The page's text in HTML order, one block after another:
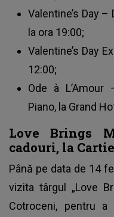
Valentine’s Day
la ora 19:00;
Valentine’s Day
12:00;
Ode à L’Amour
Piano, la Grand
Love Brings
cadouri, la
Până pe data de 14
vizita târgul „Love
Cotroceni, pentru